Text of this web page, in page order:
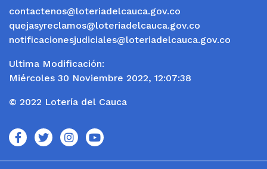
contactenos@loteriadelcauca.gov.co
quejasyreclamos@loteriadelcauca.gov.co
notificacionesjudiciales@loteriadelcauca.gov.co
Ultima Modificación:
Miércoles 30 Noviembre 2022, 12:07:38
© 2022 Lotería del Cauca
icono iconoicono icono